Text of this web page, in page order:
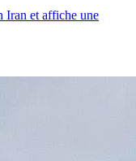
Iran et affiche une